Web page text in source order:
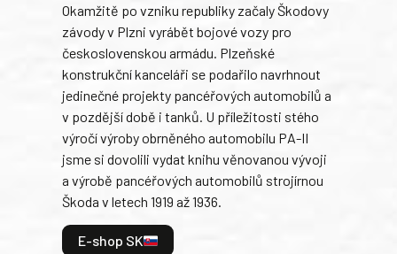
Okamžitě po vzniku republiky začaly Škodovy
závody v Plzni vyrábět bojové vozy pro
československou armádu. Plzeňské
konstrukční kanceláři se podařilo navrhnout
jedinečné projekty pancéřových automobilů a
v pozdější době i tanků. U příležitosti stého
výročí výroby obrněného automobilu PA-II
jsme si dovolili vydat knihu věnovanou vývoji
a výrobě pancéřových automobilů strojírnou
Škoda v letech 1919 až 1936.
E-shop SK